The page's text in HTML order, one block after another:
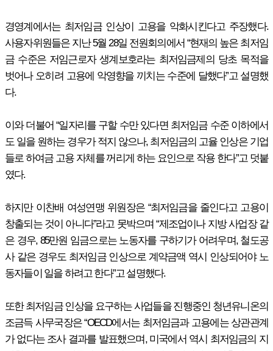
경영계에서는 최저임금 인상이 고용을 악화시킨다고 주장했다.
사용자위원들은 지난 5월 28일 전원회의에서 “현재의 높은 최저임
금 수준은 저임근로자 생계보호라는 최저임금제의 당초 목적을
벗어나 오히려 고용에 악영향을 끼치는 수준에 달했다”고 설명했
다.
이와 더불어 “일자리를 구할 수만 있다면 최저임금 수준 이하에서
도 일을 원하는 경우가 적지 않으나, 최저임금의 고율 인상은 기업
들로 하여금 고용 자체를 꺼리게 하는 요인으로 작용 한다”고 덧붙
였다.
하지만 이찬배 여성연맹 위원장은 “최저임금을 줄인다고 고용이
창출되는 것이 아니다”라고 못박으며 “제조업이나 지방 사업장 같
은 경우, 85만원 임금으로는 노동자를 구하기가 어려우며, 철도공
사 같은 경우도 최저임금 인상으로 계약금액 역시 인상되어야 노
동자들이 일을 하려고 한다”고 설명했다.
또한 최저임금 인상을 요구하는 사업들을 진행중인 청년유니온의
조금득 사무국장은 “OECD에서는 최저임금과 고용에는 상관관계
가 없다는 조사 결과를 발표했으며, 미국에서 역시 최저임금의 지